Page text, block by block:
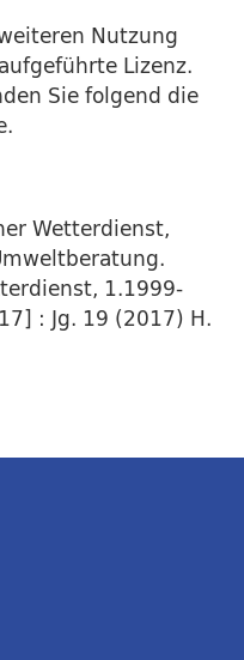
Nutzung
Lizenz.
Sie folgend die
Wetterdienst,
1.1999-
: Jg. 19 (2017) H.